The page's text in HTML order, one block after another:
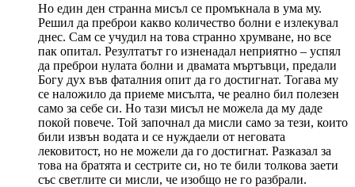
Но един ден странна мисъл се промъкнала в ума му.
Решил да преброи какво количество болни е излекувал
днес. Сам се учудил на това странно хрумване, но все
пак опитал. Резултатът го изненадал неприятно – успял
да преброи нулата болни и двамата мъртъвци, предали
Богу дух във фаталния опит да го достигнат. Тогава му
се наложило да приеме мисълта, че реално бил полезен
само за себе си. Но тази мисъл не можела да му даде
покой повече. Той започнал да мисли само за тези, които
били извън водата и се нуждаели от неговата
лековитост, но не можели да го достигнат. Разказал за
това на братята и сестрите си, но те били толкова заети
със светлите си мисли, че изобщо не го разбрали.